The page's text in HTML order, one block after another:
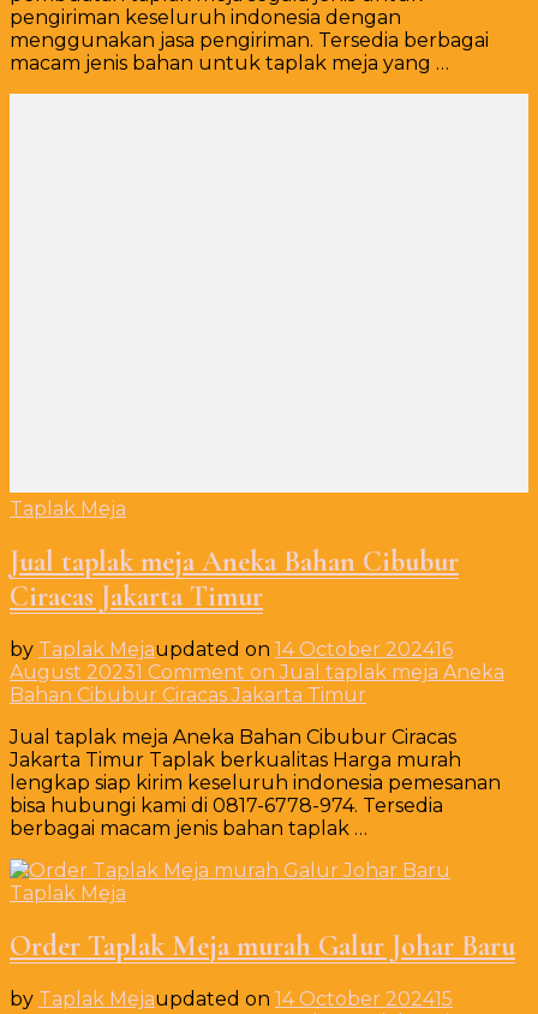
pengiriman keseluruh indonesia dengan
menggunakan jasa pengiriman. Tersedia berbagai
macam jenis bahan untuk taplak meja yang …
Taplak Meja
Jual taplak meja Aneka Bahan Cibubur
Ciracas Jakarta Timur
by Taplak Mejaupdated on 14 October 202416
August 20231 Comment on Jual taplak meja Aneka
Bahan Cibubur Ciracas Jakarta Timur
Jual taplak meja Aneka Bahan Cibubur Ciracas
Jakarta Timur Taplak berkualitas Harga murah
lengkap siap kirim keseluruh indonesia pemesanan
bisa hubungi kami di 0817-6778-974. Tersedia
berbagai macam jenis bahan taplak …
Taplak Meja
Order Taplak Meja murah Galur Johar Baru
by Taplak Mejaupdated on 14 October 202415